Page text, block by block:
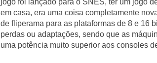
em casa, era uma coisa completamente
de fliperama para as plataformas de 8 e 16
perdas ou adaptações, sendo que as
uma potência muito superior aos consoles